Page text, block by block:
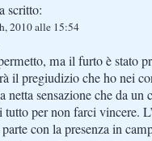
scritto:
2010 alle 15:54
ma il furto è stato
il pregiudizio che ho nei
netta sensazione che da
tutto per non farci vincere.
con la presenza in